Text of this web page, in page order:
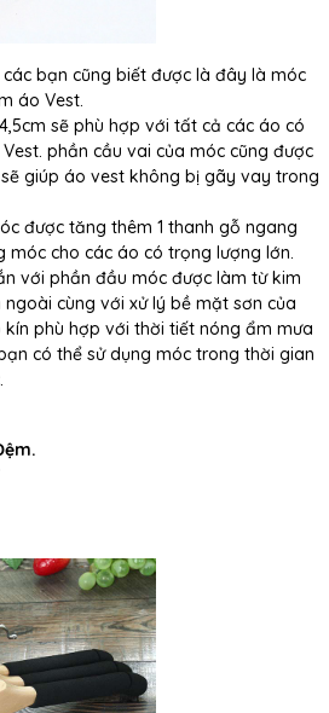
bạn cũng biết được là đây là móc
áo Vest.
sẽ phù hợp với tất cả các áo có
phần cầu vai của móc cũng được
giúp áo vest không bị gãy vay trong
được tăng thêm 1 thanh gỗ ngang
móc cho các áo có trọng lượng lớn.
với phần đầu móc được làm từ kim
cùng với xử lý bề mặt sơn của
phù hợp với thời tiết nóng ẩm mưa
có thể sử dụng móc trong thời gian